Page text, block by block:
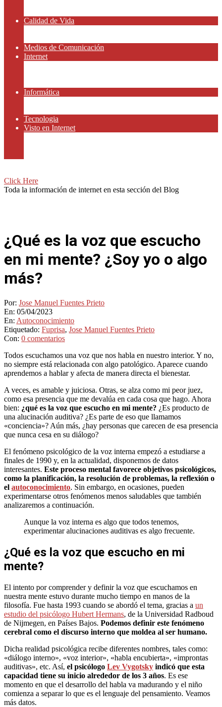
Calidad de Vida
Medios de Comunicación
Internet
Informática
Tecnologia
Visto en Internet
Click Here
Toda la información de internet en esta sección del Blog
¿Qué es la voz que escucho
en mi mente? ¿Soy yo o algo
más?
Por: Jose Manuel Fuentes Prieto
En: 05/04/2023
En: Autoconocimiento
Etiquetado: Fuprisa, Jose Manuel Fuentes Prieto
Con: 0 comentarios
Todos escuchamos una voz que nos habla en nuestro interior. Y no,
no siempre está relacionada con algo patológico. Aparece cuando
aprendemos a hablar y afecta de manera directa el bienestar.
A veces, es amable y juiciosa. Otras, se alza como mi peor juez,
como esa presencia que me devalúa en cada cosa que hago. Ahora
bien: ¿qué es la voz que escucho en mi mente? ¿Es producto de
una alucinación auditiva? ¿Es parte de eso que llamamos
«conciencia»? Aún más, ¿hay personas que carecen de esa presencia
que nunca cesa en su diálogo?
El fenómeno psicológico de la voz interna empezó a estudiarse a
finales de 1990 y, en la actualidad, disponemos de datos
interesantes. Este proceso mental favorece objetivos psicológicos,
como la planificación, la resolución de problemas, la reflexión o
el autoconocimiento. Sin embargo, en ocasiones, pueden
experimentarse otros fenómenos menos saludables que también
analizaremos a continuación.
Aunque la voz interna es algo que todos tenemos,
experimentar alucinaciones auditivas es algo frecuente.
¿Qué es la voz que escucho en mi
mente?
El intento por comprender y definir la voz que escuchamos en
nuestra mente estuvo durante mucho tiempo en manos de la
filosofía. Fue hasta 1993 cuando se abordó el tema, gracias a un
estudio del psicólogo Hubert Hermans, de la Universidad Radboud
de Nijmegen, en Países Bajos. Podemos definir este fenómeno
cerebral como el discurso interno que moldea al ser humano.
Dicha realidad psicológica recibe diferentes nombres, tales como:
«diálogo interno», «voz interior», «habla encubierta», «improntas
auditivas», etc. Así, el psicólogo Lev Vygotsky indicó que esta
capacidad tiene su inicio alrededor de los 3 años. Es ese
momento en que el desarrollo del habla va madurando y el niño
comienza a separar lo que es el lenguaje del pensamiento. Veamos
más datos.